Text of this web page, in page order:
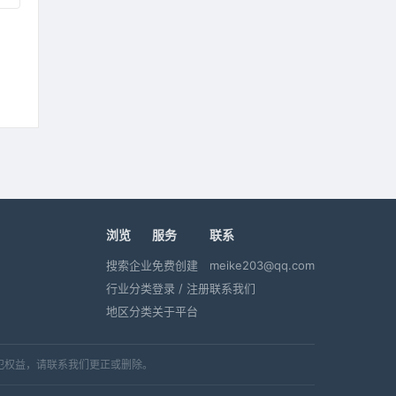
浏览
搜索企业
行业分类
地区分类
服务
免费创建
登录 / 注册
关于平台
联系
meike203@qq.com
联系我们
益，请联系我们更正或删除。